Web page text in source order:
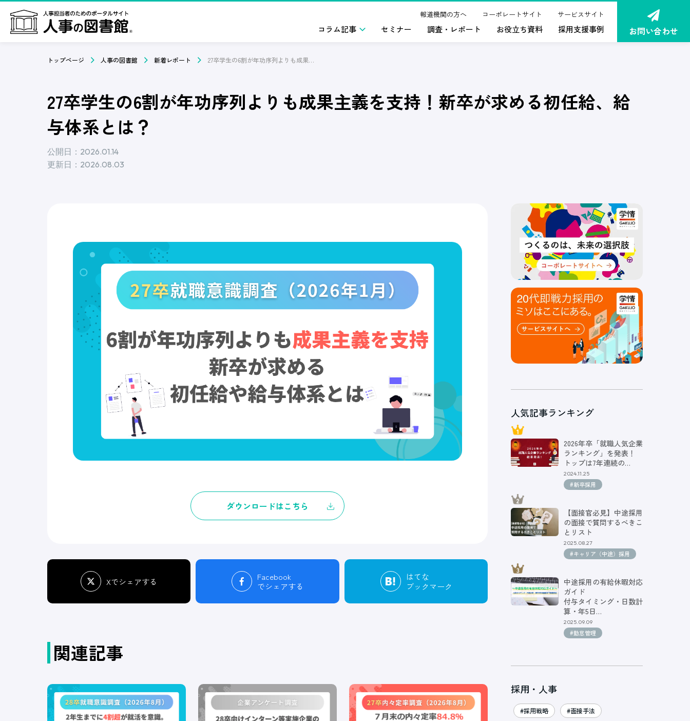
報道機関の方へ コーポレートサイト サービスサイト
コラム記事 セミナー 調査・レポート お役立ち資料 採用支援事例 お問い合わせ
トップページ 人事の図書館 新着レポート 27卒学生の6割が年功序列よりも成果主義を支持！新卒が求める初任給、給与体系とは？
27卒学生の6割が年功序列よりも成果主義を支持！新卒が求める初任給、給
与体系とは？
公開日：2026.01.14
更新日：2026.08.03
ダウンロードはこちら
Xでシェアする
Facebook
でシェアする
はてな
ブックマーク
関連記事
人気記事ランキング
2026年卒「就職人気企業
ランキング」を発表！
トップは7年連続の…
2024.11.25
#新卒採用
【面接官必見】中途採用
の面接で質問するべきこ
とリスト
2025.08.27
#キャリア（中途）採用
中途採用の有給休暇対応
ガイド
付与タイミング・日数計
算・年5日…
2025.09.09
#勤怠管理
採用・人事
#採用戦略 #面接手法